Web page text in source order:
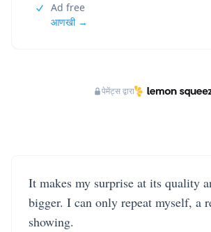
Ad free
आणखी →
पेमेंट्स द्वारा
It makes my surprise at its quality
bigger. I can only repeat myself, a
showing.